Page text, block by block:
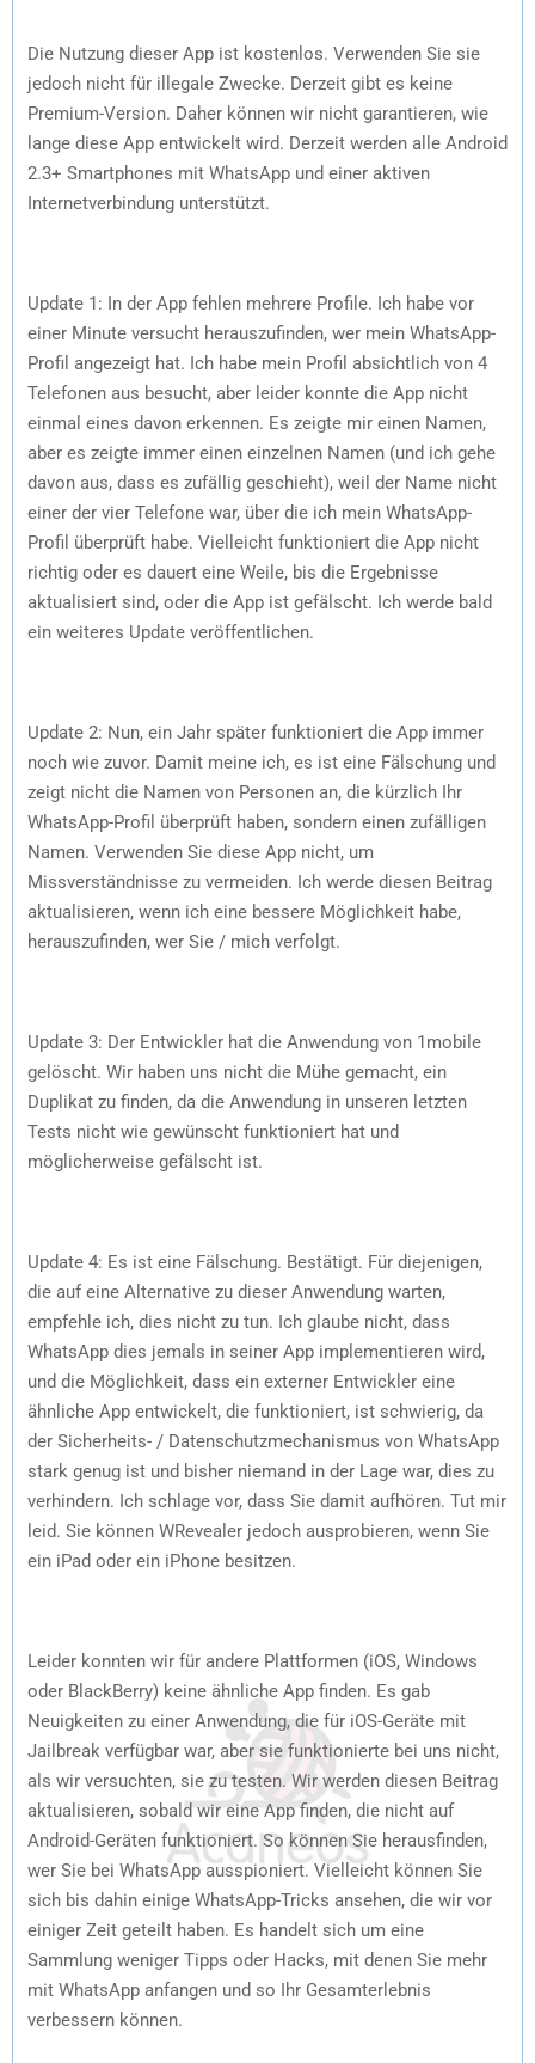
Die Nutzung dieser App ist kostenlos. Verwenden Sie sie
jedoch nicht für illegale Zwecke. Derzeit gibt es keine
Premium-Version. Daher können wir nicht garantieren, wie
lange diese App entwickelt wird. Derzeit werden alle Android
2.3+ Smartphones mit WhatsApp und einer aktiven
Internetverbindung unterstützt.
Update 1: In der App fehlen mehrere Profile. Ich habe vor
einer Minute versucht herauszufinden, wer mein WhatsApp-
Profil angezeigt hat. Ich habe mein Profil absichtlich von 4
Telefonen aus besucht, aber leider konnte die App nicht
einmal eines davon erkennen. Es zeigte mir einen Namen,
aber es zeigte immer einen einzelnen Namen (und ich gehe
davon aus, dass es zufällig geschieht), weil der Name nicht
einer der vier Telefone war, über die ich mein WhatsApp-
Profil überprüft habe. Vielleicht funktioniert die App nicht
richtig oder es dauert eine Weile, bis die Ergebnisse
aktualisiert sind, oder die App ist gefälscht. Ich werde bald
ein weiteres Update veröffentlichen.
Update 2: Nun, ein Jahr später funktioniert die App immer
noch wie zuvor. Damit meine ich, es ist eine Fälschung und
zeigt nicht die Namen von Personen an, die kürzlich Ihr
WhatsApp-Profil überprüft haben, sondern einen zufälligen
Namen. Verwenden Sie diese App nicht, um
Missverständnisse zu vermeiden. Ich werde diesen Beitrag
aktualisieren, wenn ich eine bessere Möglichkeit habe,
herauszufinden, wer Sie / mich verfolgt.
Update 3: Der Entwickler hat die Anwendung von 1mobile
gelöscht. Wir haben uns nicht die Mühe gemacht, ein
Duplikat zu finden, da die Anwendung in unseren letzten
Tests nicht wie gewünscht funktioniert hat und
möglicherweise gefälscht ist.
Update 4: Es ist eine Fälschung. Bestätigt. Für diejenigen,
die auf eine Alternative zu dieser Anwendung warten,
empfehle ich, dies nicht zu tun. Ich glaube nicht, dass
WhatsApp dies jemals in seiner App implementieren wird,
und die Möglichkeit, dass ein externer Entwickler eine
ähnliche App entwickelt, die funktioniert, ist schwierig, da
der Sicherheits- / Datenschutzmechanismus von WhatsApp
stark genug ist und bisher niemand in der Lage war, dies zu
verhindern. Ich schlage vor, dass Sie damit aufhören. Tut mir
leid. Sie können WRevealer jedoch ausprobieren, wenn Sie
ein iPad oder ein iPhone besitzen.
Leider konnten wir für andere Plattformen (iOS, Windows
oder BlackBerry) keine ähnliche App finden. Es gab
Neuigkeiten zu einer Anwendung, die für iOS-Geräte mit
Jailbreak verfügbar war, aber sie funktionierte bei uns nicht,
als wir versuchten, sie zu testen. Wir werden diesen Beitrag
aktualisieren, sobald wir eine App finden, die nicht auf
Android-Geräten funktioniert. So können Sie herausfinden,
wer Sie bei WhatsApp ausspioniert. Vielleicht können Sie
sich bis dahin einige WhatsApp-Tricks ansehen, die wir vor
einiger Zeit geteilt haben. Es handelt sich um eine
Sammlung weniger Tipps oder Hacks, mit denen Sie mehr
mit WhatsApp anfangen und so Ihr Gesamterlebnis
verbessern können.